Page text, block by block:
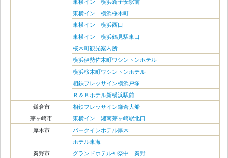
東横イン 横浜桜木町
東横イン 横浜西口
東横イン 横浜鶴見駅東口
桜木町観光案内所
横浜伊勢佐木町ワシントンホテル
横浜桜木町ワシントンホテル
相鉄フレッサイン横浜戸塚
Ｒ＆Ｂホテル新横浜駅前
鎌倉市
相鉄フレッサイン鎌倉大船
茅ヶ崎市
東横イン 湘南茅ヶ崎駅北口
厚木市
パークインホテル厚木
ホテル東海
秦野市
グランドホテル神奈中 秦野